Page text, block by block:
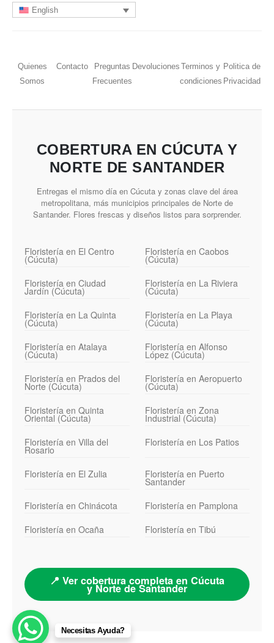
English
Quienes
Somos
Contacto
Preguntas
Frecuentes
Devoluciones Terminos y
condiciones
Politica de
Privacidad
COBERTURA EN CÚCUTA Y
NORTE DE SANTANDER
Entregas el mismo día en Cúcuta y zonas clave del área
metropolitana, más municipios principales de Norte de
Santander. Flores frescas y diseños listos para sorprender.
Floristería en El Centro
(Cúcuta)
Floristería en Caobos
(Cúcuta)
Floristería en Ciudad
Jardín (Cúcuta)
Floristería en La Riviera
(Cúcuta)
Floristería en La Quinta
(Cúcuta)
Floristería en La Playa
(Cúcuta)
Floristería en Atalaya
(Cúcuta)
Floristería en Alfonso
López (Cúcuta)
Floristería en Prados del
Norte (Cúcuta)
Floristería en Aeropuerto
(Cúcuta)
Floristería en Quinta
Oriental (Cúcuta)
Floristería en Zona
Industrial (Cúcuta)
Floristería en Villa del
Rosario
Floristería en Los Patios
Floristería en El Zulia Floristería en Puerto
Santander
Floristería en Chinácota
Floristería en Pamplona
Floristería en Ocaña
Floristería en Tibú
📍 Ver cobertura completa en Cúcuta
y Norte de Santander
Necesitas Ayuda?